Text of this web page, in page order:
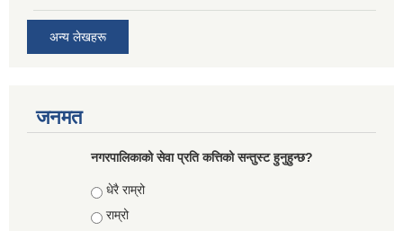
अन्य लेखहरू
जनमत
नगरपालिकाको सेवा प्रति कत्तिको सन्तुस्ट हुनुहुन्छ?
Choices
धेरै राम्रो
राम्रो